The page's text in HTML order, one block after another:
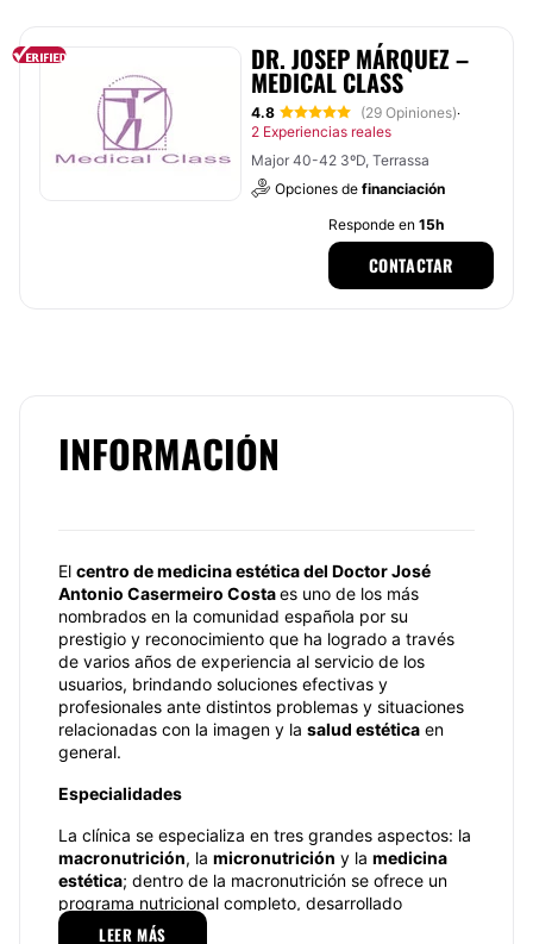
DR. JOSEP MÁRQUEZ –
MEDICAL CLASS
4.8 (29 Opiniones)·
2 Experiencias reales
Major 40-42 3ºD, Terrassa
Opciones de financiación
Responde en 15h
CONTACTAR
INFORMACIÓN
El centro de medicina estética del Doctor José
Antonio Casermeiro Costaes uno de los más
nombrados en la comunidad española por su
prestigio y reconocimiento que ha logrado a través
de varios años de experiencia al servicio de los
usuarios, brindando soluciones efectivas y
profesionales ante distintos problemas y situaciones
relacionadas con la imagen y la salud estética en
general.
Especialidades
La clínica se especializa en tres grandes aspectos: la
macronutrición, la micronutrición y la medicina
estética; dentro de la macronutrición se ofrece un
programa nutricional completo, desarrollado
específicamente bajo las necesidades de cada
LEER MÁS